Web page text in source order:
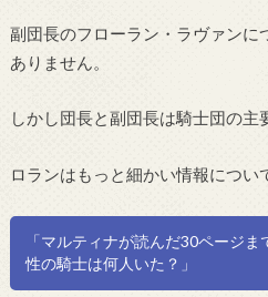
副団長のフローラン・ラヴァンに
ありません。
しかし団長と副団長は騎士団の主
ロランはもっと細かい情報につい
「マルティナが読んだ30ページま
性の騎士は何人いた？」